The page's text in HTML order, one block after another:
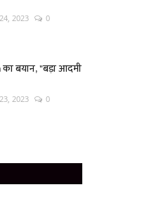
2023
0
बयान, "बड़ा आदमी
2023
0